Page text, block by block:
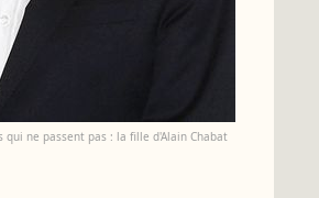
ne passent pas : la fille d'Alain Chabat